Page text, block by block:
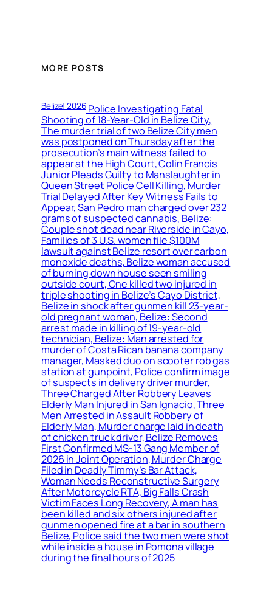
MORE POSTS
Belize! 2026Police Investigating Fatal
Shooting of 18-Year-Old in Belize City,
The murder trial of two Belize City men
was postponed on Thursday after the
prosecution’s main witness failed to
appear at the High Court, Colin Francis
Junior Pleads Guilty to Manslaughter in
Queen Street Police Cell Killing, Murder
Trial Delayed After Key Witness Fails to
Appear, San Pedro man charged over 232
grams of suspected cannabis, Belize:
Couple shot dead near Riverside in Cayo,
Families of 3 U.S. women file $100M
lawsuit against Belize resort over carbon
monoxide deaths, Belize woman accused
of burning down house seen smiling
outside court, One killed two injured in
triple shooting in Belize’s Cayo District,
Belize in shock after gunmen kill 23-year-
old pregnant woman, Belize: Second
arrest made in killing of 19-year-old
technician, Belize: Man arrested for
murder of Costa Rican banana company
manager, Masked duo on scooter rob gas
station at gunpoint, Police confirm image
of suspects in delivery driver murder,
Three Charged After Robbery Leaves
Elderly Man Injured in San Ignacio, Three
Men Arrested in Assault Robbery of
Elderly Man, Murder charge laid in death
of chicken truck driver, Belize Removes
First Confirmed MS-13 Gang Member of
2026 in Joint Operation, Murder Charge
Filed in Deadly Timmy’s Bar Attack,
Woman Needs Reconstructive Surgery
After Motorcycle RTA, Big Falls Crash
Victim Faces Long Recovery, A man has
been killed and six others injured after
gunmen opened fire at a bar in southern
Belize, Police said the two men were shot
while inside a house in Pomona village
during the final hours of 2025